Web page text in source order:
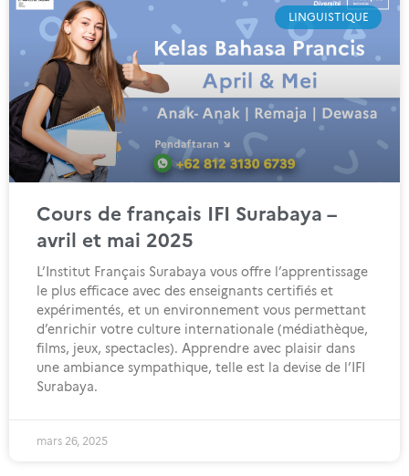
LINGUISTIQUE
Cours de français IFI Surabaya –
avril et mai 2025
L’Institut Français Surabaya vous offre l’apprentissage
le plus efficace avec des enseignants certifiés et
expérimentés, et un environnement vous permettant
d’enrichir votre culture internationale (médiathèque,
films, jeux, spectacles). Apprendre avec plaisir dans
une ambiance sympathique, telle est la devise de l’IFI
Surabaya.
mars 26, 2025